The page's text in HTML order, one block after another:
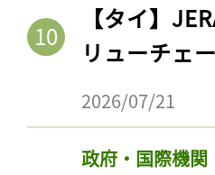
【タイ】
リューチェ
2026/07/21
政府・国際機関